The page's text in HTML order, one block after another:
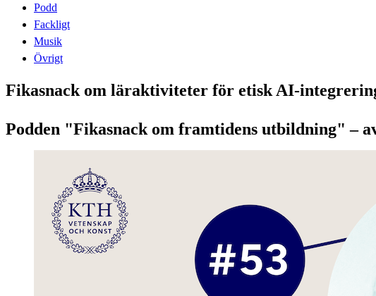
Podd
Fackligt
Musik
Övrigt
Fikasnack om läraktiviteter för etisk AI-
Podden "Fikasnack om framtidens utbildning" –